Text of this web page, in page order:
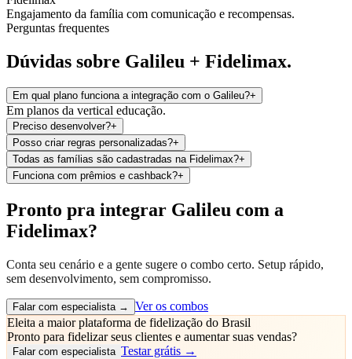
Engajamento da família com comunicação e recompensas.
Perguntas frequentes
Dúvidas sobre Galileu + Fidelimax.
Em qual plano funciona a integração com o Galileu?+
Em planos da vertical educação.
Preciso desenvolver?+
Posso criar regras personalizadas?+
Todas as famílias são cadastradas na Fidelimax?+
Funciona com prêmios e cashback?+
Pronto pra integrar Galileu com a
Fidelimax?
Conta seu cenário e a gente sugere o combo certo. Setup rápido,
sem desenvolvimento, sem compromisso.
Falar com especialista→
Ver os combos
Eleita a maior plataforma de fidelização do Brasil
Pronto para fidelizar seus clientes e aumentar suas vendas?
Falar com especialista Testar grátis →